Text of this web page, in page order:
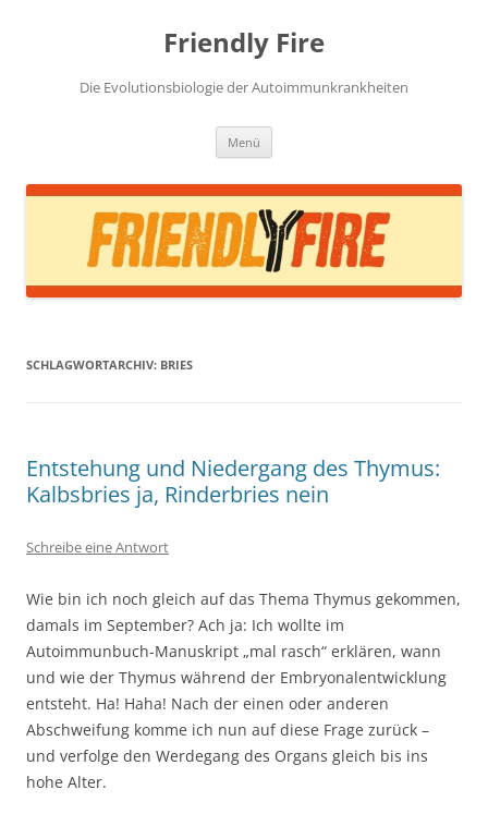
Friendly Fire
Die Evolutionsbiologie der Autoimmunkrankheiten
Menü
SCHLAGWORTARCHIV: BRIES
Entstehung und Niedergang des Thymus:
Kalbsbries ja, Rinderbries nein
Schreibe eine Antwort
Wie bin ich noch gleich auf das Thema Thymus gekommen,
damals im September? Ach ja: Ich wollte im
Autoimmunbuch-Manuskript „mal rasch“ erklären, wann
und wie der Thymus während der Embryonalentwicklung
entsteht. Ha! Haha! Nach der einen oder anderen
Abschweifung komme ich nun auf diese Frage zurück –
und verfolge den Werdegang des Organs gleich bis ins
hohe Alter.